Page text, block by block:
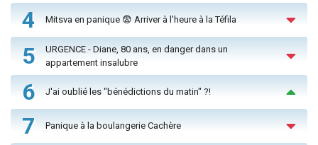
4 Mitsva en panique 😨 Arriver à l'heure à la Téfila
5
URGENCE - Diane, 80 ans, en danger dans un
appartement insalubre
6 J'ai oublié les "bénédictions du matin" ?!
7 Panique à la boulangerie Cachère